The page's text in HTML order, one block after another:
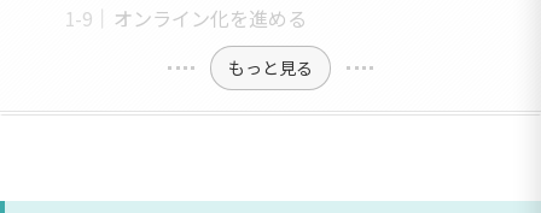
オンライン化を進める
もっと見る